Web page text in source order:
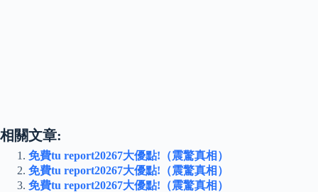
相關文章:
免費tu report20267大優點!（震驚真相）
免費tu report20267大優點!（震驚真相）
免費tu report20267大優點!（震驚真相）